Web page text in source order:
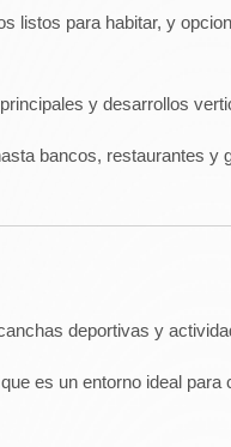
listos para habitar, y
y desarrollos
bancos, restaurantes y
deportivas y
es un entorno ideal para